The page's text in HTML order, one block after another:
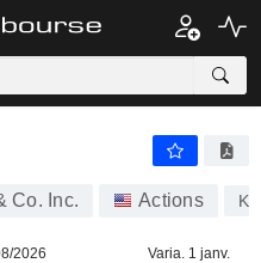
Co. Inc. Actions
2026 Varia. 1 janv.